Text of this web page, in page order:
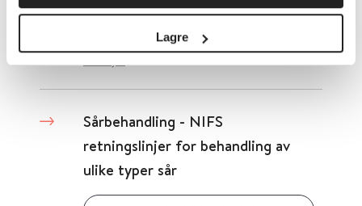
Lagre
Folkehelseinstituttet (FHI) 2023
Sårbehandling - NIFS
retningslinjer for behandling av
ulike typer sår